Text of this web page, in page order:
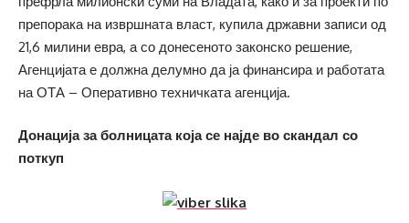
препорака на извршната власт, купила државни записи од
21,6 милини евра, а со донесеното законско решение,
Агенцијата е должна делумно да ја финансира и работата
на ОТА – Оперативно техничката агенција.
Донација за болницата која се најде во скандал со
поткуп